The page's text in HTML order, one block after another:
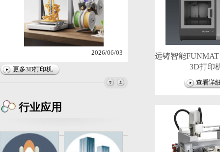
2026/06/03
拓竹X2D
更多3D打印机
行业应用
远铸智能
3D打印
查看详